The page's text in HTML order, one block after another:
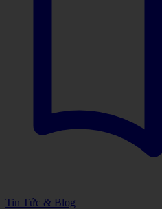
Tin Tức & Blog